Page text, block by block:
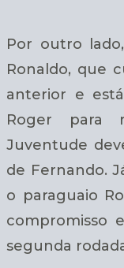
Por outro
Ronaldo, que
anterior e
Roger para
Juventude
de Fernando.
o paraguaio
compromisso
segunda